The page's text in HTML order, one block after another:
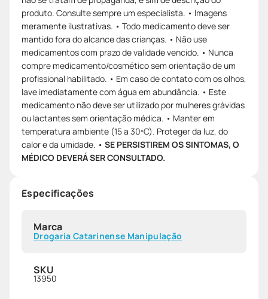
produto. Consulte sempre um especialista. • Imagens
meramente ilustrativas. • Todo medicamento deve ser
mantido fora do alcance das crianças. • Não use
medicamentos com prazo de validade vencido. • Nunca
compre medicamento/cosmético sem orientação de um
profissional habilitado. • Em caso de contato com os olhos,
lave imediatamente com água em abundância. • Este
medicamento não deve ser utilizado por mulheres grávidas
ou lactantes sem orientação médica. • Manter em
temperatura ambiente (15 a 30ºC). Proteger da luz, do
calor e da umidade. • SE PERSISTIREM OS SINTOMAS, O
MÉDICO DEVERÁ SER CONSULTADO.
Especificações
Marca
Drogaria Catarinense Manipulação
SKU
13950